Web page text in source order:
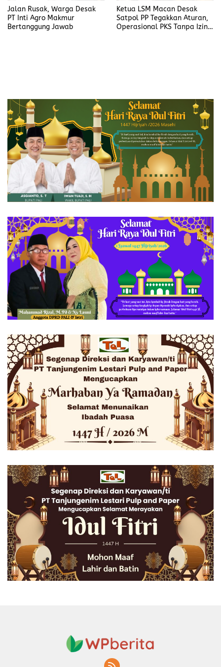
Jalan Rusak, Warga Desak
PT Inti Agro Makmur
Bertanggung Jawab
Ketua LSM Macan Desak
Satpol PP Tegakkan Aturan,
Operasional PKS Tanpa Izin